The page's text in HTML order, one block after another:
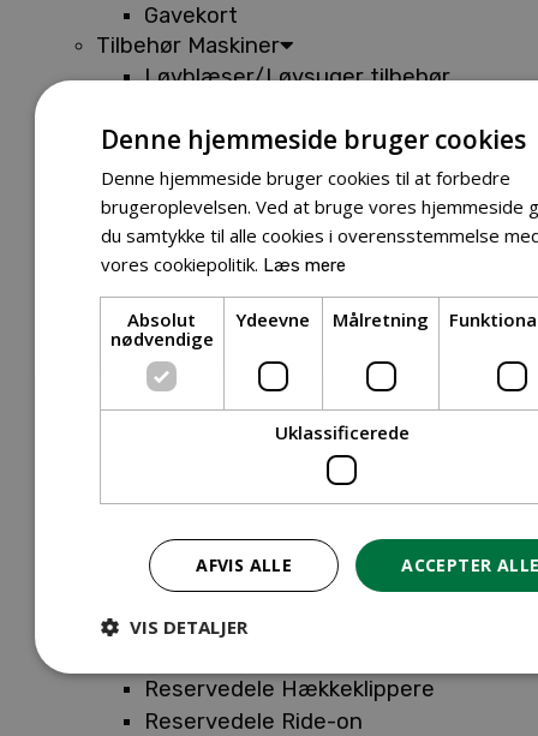
Gavekort
Tilbehør Maskiner
Løvblæser/Løvsuger tilbehør
Tilbehør Buskryddere og Trimmere
Tilbehør Entreprenørudstyr
Tilbehør Havetraktor
Tilbehør Hækkeklippere
Tilbehør Motorsav
Tilbehør Kæder
Tilbehør Sværd
Tilbehør Rengøringsmaskiner
Tilbehør Robotplæneklipper
Tilbehør Walk Behind
Reservedele Løvblæsere
Reservedele Motorsave
Reservedele Plæneklippere
Reservedele Hækkeklippere
Reservedele Ride-on
Denne hjemmeside bruger cookies
Denne hjemmeside bruger cookies til at forbedre
brugeroplevelsen. Ved at bruge vores hjemmeside
du samtykke til alle cookies i overensstemmelse
vores cookiepolitik. Læs mere
Absolut
nødvendige
Ydeevne Målretning
Uklassificerede
ACCEPTER
AFVIS ALLE
VIS DETALJER